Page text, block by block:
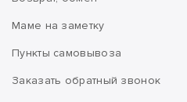
Маме на заметку
Пункты самовывоза
Заказать обратный звонок